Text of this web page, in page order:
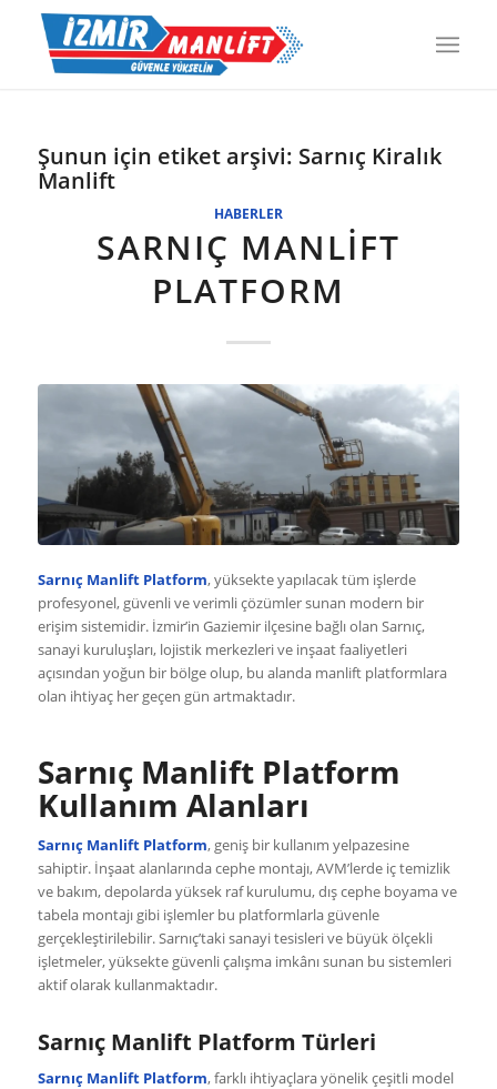
Şunun için etiket arşivi: Sarnıç Kiralık
Manlift
HABERLER
SARNIÇ MANLIFT
PLATFORM
Sarnıç Manlift Platform, yüksekte yapılacak tüm işlerde
profesyonel, güvenli ve verimli çözümler sunan modern bir
erişim sistemidir. İzmir’in Gaziemir ilçesine bağlı olan Sarnıç,
sanayi kuruluşları, lojistik merkezleri ve inşaat faaliyetleri
açısından yoğun bir bölge olup, bu alanda manlift platformlara
olan ihtiyaç her geçen gün artmaktadır.
Sarnıç Manlift Platform
Kullanım Alanları
Sarnıç Manlift Platform, geniş bir kullanım yelpazesine
sahiptir. İnşaat alanlarında cephe montajı, AVM’lerde iç temizlik
ve bakım, depolarda yüksek raf kurulumu, dış cephe boyama ve
tabela montajı gibi işlemler bu platformlarla güvenle
gerçekleştirilebilir. Sarnıç’taki sanayi tesisleri ve büyük ölçekli
işletmeler, yüksekte güvenli çalışma imkânı sunan bu sistemleri
aktif olarak kullanmaktadır.
Sarnıç Manlift Platform Türleri
Sarnıç Manlift Platform, farklı ihtiyaçlara yönelik çeşitli model